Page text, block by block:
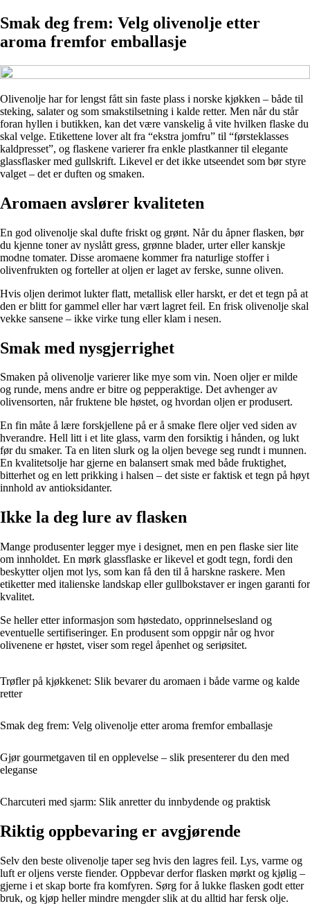
Smak deg frem: Velg olivenolje etter
aroma fremfor emballasje
Olivenolje har for lengst fått sin faste plass i norske kjøkken – både til
steking, salater og som smakstilsetning i kalde retter. Men når du står
foran hyllen i butikken, kan det være vanskelig å vite hvilken flaske du
skal velge. Etikettene lover alt fra “ekstra jomfru” til “førsteklasses
kaldpresset”, og flaskene varierer fra enkle plastkanner til elegante
glassflasker med gullskrift. Likevel er det ikke utseendet som bør styre
valget – det er duften og smaken.
Aromaen avslører kvaliteten
En god olivenolje skal dufte friskt og grønt. Når du åpner flasken, bør
du kjenne toner av nyslått gress, grønne blader, urter eller kanskje
modne tomater. Disse aromaene kommer fra naturlige stoffer i
olivenfrukten og forteller at oljen er laget av ferske, sunne oliven.
Hvis oljen derimot lukter flatt, metallisk eller harskt, er det et tegn på at
den er blitt for gammel eller har vært lagret feil. En frisk olivenolje skal
vekke sansene – ikke virke tung eller klam i nesen.
Smak med nysgjerrighet
Smaken på olivenolje varierer like mye som vin. Noen oljer er milde
og runde, mens andre er bitre og pepperaktige. Det avhenger av
olivensorten, når fruktene ble høstet, og hvordan oljen er produsert.
En fin måte å lære forskjellene på er å smake flere oljer ved siden av
hverandre. Hell litt i et lite glass, varm den forsiktig i hånden, og lukt
før du smaker. Ta en liten slurk og la oljen bevege seg rundt i munnen.
En kvalitetsolje har gjerne en balansert smak med både fruktighet,
bitterhet og en lett prikking i halsen – det siste er faktisk et tegn på høyt
innhold av antioksidanter.
Ikke la deg lure av flasken
Mange produsenter legger mye i designet, men en pen flaske sier lite
om innholdet. En mørk glassflaske er likevel et godt tegn, fordi den
beskytter oljen mot lys, som kan få den til å harskne raskere. Men
etiketter med italienske landskap eller gullbokstaver er ingen garanti for
kvalitet.
Se heller etter informasjon som høstedato, opprinnelsesland og
eventuelle sertifiseringer. En produsent som oppgir når og hvor
olivenene er høstet, viser som regel åpenhet og seriøsitet.
Trøfler på kjøkkenet: Slik bevarer du aromaen i både varme og kalde
retter
Smak deg frem: Velg olivenolje etter aroma fremfor emballasje
Gjør gourmetgaven til en opplevelse – slik presenterer du den med
eleganse
Charcuteri med sjarm: Slik anretter du innbydende og praktisk
Riktig oppbevaring er avgjørende
Selv den beste olivenolje taper seg hvis den lagres feil. Lys, varme og
luft er oljens verste fiender. Oppbevar derfor flasken mørkt og kjølig –
gjerne i et skap borte fra komfyren. Sørg for å lukke flasken godt etter
bruk, og kjøp heller mindre mengder slik at du alltid har fersk olje.